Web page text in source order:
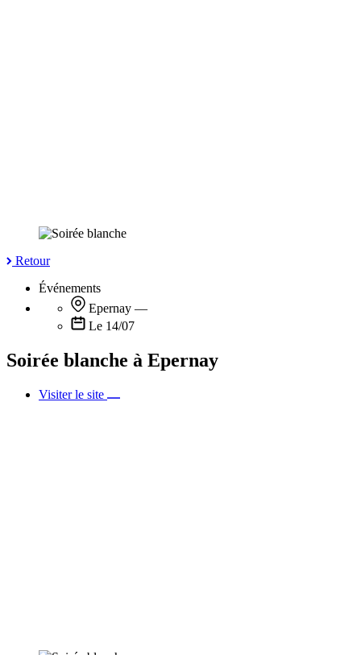
Retour
Événements
Epernay —
Le 14/07
Soirée blanche à Epernay
Visiter le site